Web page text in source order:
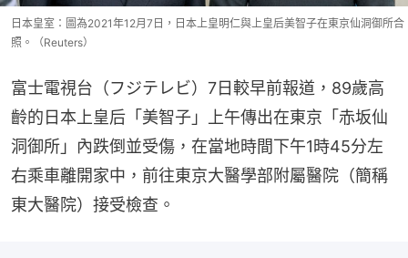
日本皇室：圖為2021年12月7日，日本上皇明仁與上皇后美智子在東京仙洞御所合
照。（Reuters）
富士電視台（フジテレビ）7日較早前報道，89歲高
齡的日本上皇后「美智子」上午傳出在東京「赤坂仙
洞御所」內跌倒並受傷，在當地時間下午1時45分左
右乘車離開家中，前往東京大醫學部附屬醫院（簡稱
東大醫院）接受檢查。